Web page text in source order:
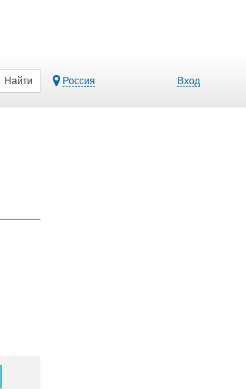
Найти Россия Вход